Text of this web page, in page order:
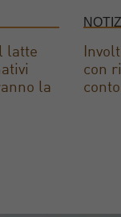
latte
la
con